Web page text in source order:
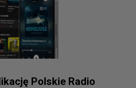
Polskie Radio